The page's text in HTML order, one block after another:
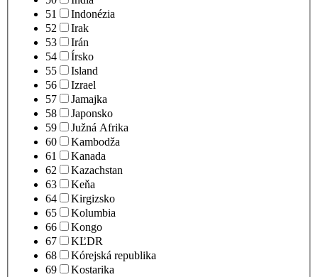
51
Indonézia
52
Irak
53
Irán
54
Írsko
55
Island
56
Izrael
57
Jamajka
58
Japonsko
59
Južná Afrika
60
Kambodža
61
Kanada
62
Kazachstan
63
Keňa
64
Kirgizsko
65
Kolumbia
66
Kongo
67
KĽDR
68
Kórejská republika
69
Kostarika